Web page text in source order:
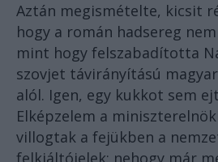
Aztán megismételte, kicsit
hogy a román hadsereg
mint hogy felszabadította
szovjet távirányítású
alól. Igen, egy kukkot sem
Elképzelem a
villogtak a fejükben a
felkiáltójelek: nehogy már